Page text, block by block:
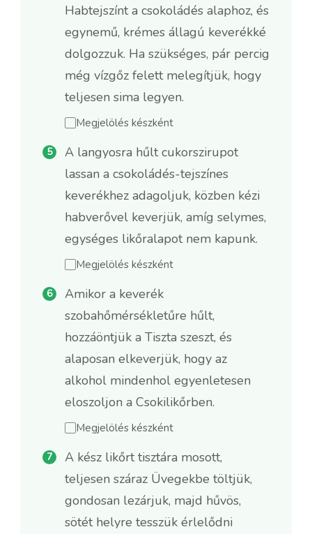
Habtejszínt a csokoládés alaphoz, és
egynemű, krémes állagú keverékké
dolgozzuk. Ha szükséges, pár percig
még vízgőz felett melegítjük, hogy
teljesen sima legyen.
Megjelölés készként
A langyosra hűlt cukorszirupot
lassan a csokoládés-tejszínes
keverékhez adagoljuk, közben kézi
habverővel keverjük, amíg selymes,
egységes likőralapot nem kapunk.
Megjelölés készként
Amikor a keverék
szobahőmérsékletűre hűlt,
hozzáöntjük a Tiszta szeszt, és
alaposan elkeverjük, hogy az
alkohol mindenhol egyenletesen
eloszoljon a Csokilikőrben.
Megjelölés készként
A kész likőrt tisztára mosott,
teljesen száraz Üvegekbe töltjük,
gondosan lezárjuk, majd hűvös,
sötét helyre tesszük érlelődni